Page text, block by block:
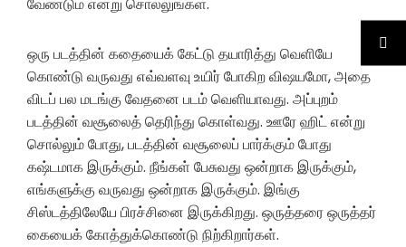
வேண்டும் என்று சொல்லுங்கள்.
ஒரு படத்தின் கதையைக் கேட்டு தயாரித்து வெளியே
கொண்டு வருவது எவ்வளவு உயிர் போகிற விஷயமோ, அதை
விடப் பல மடங்கு வேதனை படம் வெளியாவது. அப்புறம்
படத்தின் வசூலைத் தெரிந்து கொள்வது. ஊரே ஹிட் என்று
சொல்லும் போது, படத்தின் வசூலைப் பார்க்கும் போது
கஷ்டமாக இருக்கும். நீங்கள் பேசுவது ஒன்றாக இருக்கும்,
எங்களுக்கு வருவது ஒன்றாக இருக்கும். இங்கு
சிஸ்டத்திலேயே பிரச்சினை இருக்கிறது. ஒருத்தரை ஒருத்தர்
கையைக் கோத்துக்கொண்டு நிற்கிறார்கள்.